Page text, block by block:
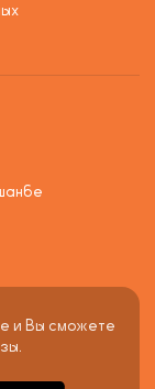
и Вы сможете